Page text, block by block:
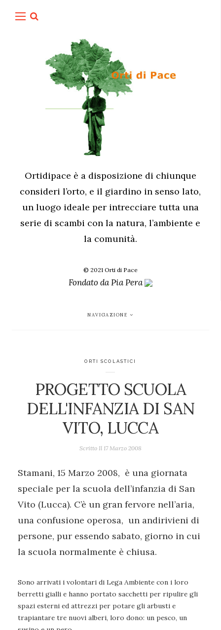
Ortidipace è a disposizione di chiunque
consideri l’orto, e il giardino in senso lato,
un luogo ideale per intrecciare tutta una
serie di scambi con la natura, l’ambiente e
la comunità.
© 2021 Orti di Pace
Fondato daPia Pera
NAVIGAZIONE
ORTI SCOLASTICI
PROGETTO SCUOLA
DELL'INFANZIA DI SAN
VITO, LUCCA
Scritto Il 17 Marzo 2008
Stamani, 15 Marzo 2008, è una giornata
speciale per la scuola dell’infanzia di San
Vito (Lucca). C’è un gran fervore nell’aria,
una confusione operosa, un andirivieni di
persone, pur essendo sabato, giorno in cui
la scuola normalmente è chiusa.
Sono arrivati i volontari di Lega Ambiente con i loro
berretti gialli e hanno portato sacchetti per ripulire gli
spazi esterni ed attrezzi per potare gli arbusti e
trapiantare tre nuovi alberi, loro dono: un pesco, un